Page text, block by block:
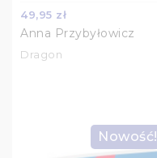
49,95 zł
Anna Przybyłowicz
Dragon
Nowość!